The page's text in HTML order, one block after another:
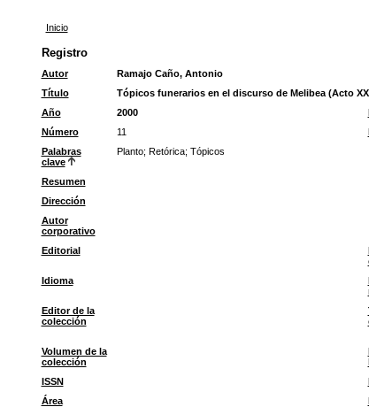
Inicio
Registro
Autor
Ramajo Caño, Antonio
Título
Tópicos funerarios en el discurso de Melibea (Acto
Año
2000
Número
11
Palabras
clave
Planto; Retórica; Tópicos
Resumen
Dirección
Autor
corporativo
Editorial
Idioma
Editor de la
colección
Volumen de la
colección
ISSN
Área